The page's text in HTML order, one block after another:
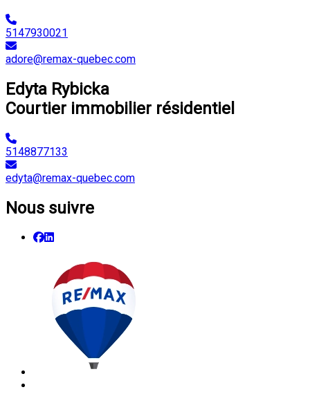
5147930021
adore@remax-quebec.com
Edyta Rybicka
Courtier immobilier résidentiel
5148877133
edyta@remax-quebec.com
Nous suivre